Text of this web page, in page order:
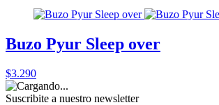
Buzo Pyur Sleep over
$3.290
Suscribite a nuestro newsletter